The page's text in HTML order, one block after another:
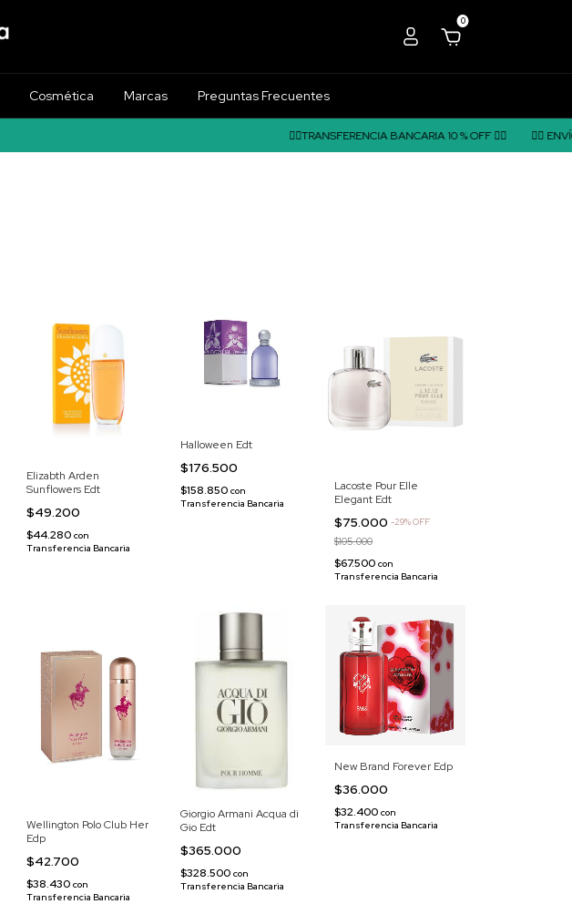
0
Cosmética Marcas Preguntas Frecuentes
❤️‍🔥TRANSFERENCIA BANCARIA 10 % OFF ❤️‍🔥 ❤️‍🔥 ENVÍO A TODO EL PAÍS
Elizabth Arden
Sunflowers Edt
$49.200
$44.280 con
Transferencia Bancaria
Halloween Edt
$176.500
$158.850 con
Transferencia Bancaria
Lacoste Pour Elle
Elegant Edt
$75.000 -29%OFF
$105.000
$67.500 con
Transferencia Bancaria
Wellington Polo Club Her
Edp
$42.700
$38.430 con
Transferencia Bancaria
Giorgio Armani Acqua di
Gio Edt
$365.000
$328.500 con
Transferencia Bancaria
New Brand Forever Edp
$36.000
$32.400 con
Transferencia Bancaria